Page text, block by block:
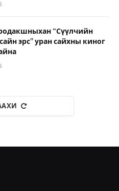
“Сүүлчийн
эрс” уран сайхны киног